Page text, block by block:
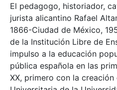
El pedagogo, historiador,
jurista alicantino Rafael
1866-Ciudad de México,
de la Institución Libre de
impulso a la educación
pública española en las
XX, primero con la creación